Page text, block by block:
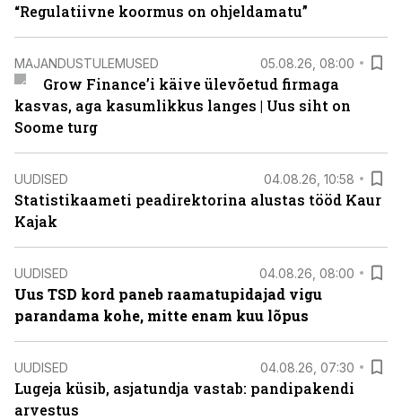
“Regulatiivne koormus on ohjeldamatu”
MAJANDUSTULEMUSED 05.08.26, 08:00
Grow Finance’i käive ülevõetud firmaga
kasvas, aga kasumlikkus langes | Uus siht on
Soome turg
UUDISED 04.08.26, 10:58
Statistikaameti peadirektorina alustas tööd Kaur
Kajak
UUDISED 04.08.26, 08:00
Uus TSD kord paneb raamatupidajad vigu
parandama kohe, mitte enam kuu lõpus
UUDISED 04.08.26, 07:30
Lugeja küsib, asjatundja vastab: pandipakendi
arvestus